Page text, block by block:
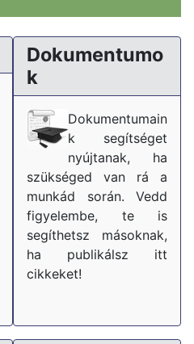
Dokumentumo
k
Dokumentumain
k segítséget
nyújtanak, ha
szükséged van rá a
munkád során. Vedd
figyelembe, te is
segíthetsz másoknak,
ha publikálsz itt
cikkeket!